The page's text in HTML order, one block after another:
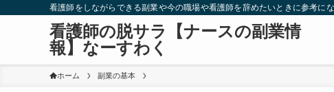
看護師をしながらできる副業や今の職場や看護師を辞めたいときに参考に
看護師の脱サラ【ナースの副業情
報】なーすわく
ホーム 副業の基本